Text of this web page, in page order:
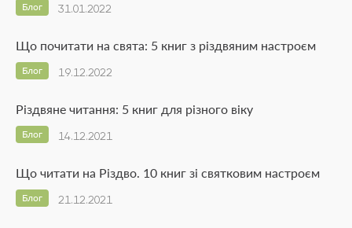
31.01.2022
Блог
Що почитати на свята: 5 книг з різдвяним настроєм
19.12.2022
Блог
Різдвяне читання: 5 книг для різного віку
14.12.2021
Блог
Що читати на Різдво. 10 книг зі святковим настроєм
21.12.2021
Блог